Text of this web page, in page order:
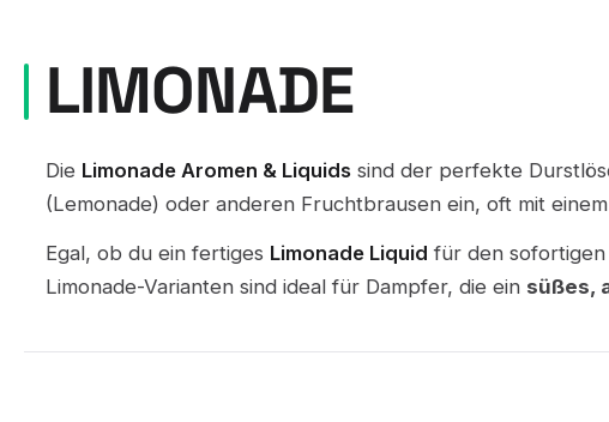
LIMONADE
Die Limonade Aromen & Liquidssind der perfekte
(Lemonade) oder anderen Fruchtbrausen ein, oft mit
Egal, ob du ein fertiges Limonade Liquid für den sofortigen
Limonade-Varianten sind ideal für Dampfer, die ein süßes,